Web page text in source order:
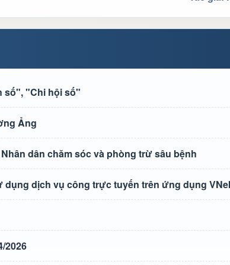
số", "Chi hội số"
Ảng
dân chăm sóc và phòng trừ sâu bệnh
dịch vụ công trực tuyến trên ứng dụng
2026